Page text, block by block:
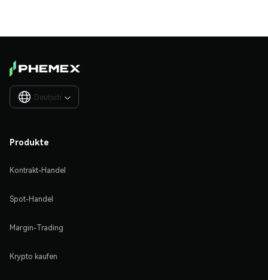
Deutsch 
Produkte
Kontrakt-Handel
Spot-Handel
Margin-Trading
Krypto kaufen